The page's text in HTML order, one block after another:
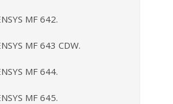
MF 642.
MF 643 CDW.
MF 644.
MF 645.